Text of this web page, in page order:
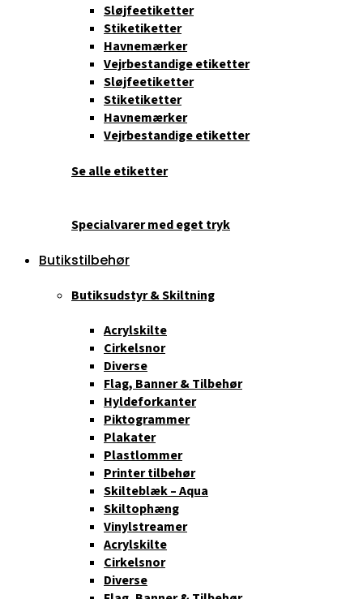
Sløjfeetiketter
Stiketiketter
Havnemærker
Vejrbestandige etiketter
Sløjfeetiketter
Stiketiketter
Havnemærker
Vejrbestandige etiketter
Se alle etiketter
Specialvarer med eget tryk
Butikstilbehør
Butiksudstyr & Skiltning
Acrylskilte
Cirkelsnor
Diverse
Flag, Banner & Tilbehør
Hyldeforkanter
Piktogrammer
Plakater
Plastlommer
Printer tilbehør
Skilteblæk – Aqua
Skiltophæng
Vinylstreamer
Acrylskilte
Cirkelsnor
Diverse